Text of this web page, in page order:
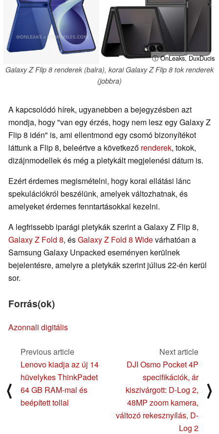
ⓘ OnLeaks, DuxDucis
Galaxy Z Flip 8 renderek (balra), korai Galaxy Z Flip 8 tok renderek
(jobbra)
A kapcsolódó hírek, ugyanebben a bejegyzésben azt
mondja, hogy "van egy érzés, hogy nem lesz egy Galaxy Z
Flip 8 idén" is, ami ellentmond egy csomó bizonyítékot
láttunk a Flip 8, beleértve a következő renderek, tokok,
dizájnmodellek és még a pletykált megjelenési dátum is.
Ezért érdemes megismételni, hogy korai ellátási lánc
spekulációkról beszélünk, amelyek változhatnak, és
amelyeket érdemes fenntartásokkal kezelni.
A legfrissebb iparági pletykák szerint a Galaxy Z Flip 8,
Galaxy Z Fold 8, ésGalaxy Z Fold 8 Widevárhatóan a
Samsung Galaxy Unpacked eseményen kerülnek
bejelentésre, amelyre a pletykák szerint július 22-én kerül
sor.
Forrás(ok)
Azonnali digitális
⟨
Previous article
Lenovo kiadja az új 14
hüvelykes ThinkPadet
64 GB RAM-mal és
beépített tollal
Next article
DJI Osmo Pocket 4P
specifikációk, ár
kiszivárgott: D-Log 2,
48MP zoom kamera,
változó rekesznyílás, D-
Log 2
⟩